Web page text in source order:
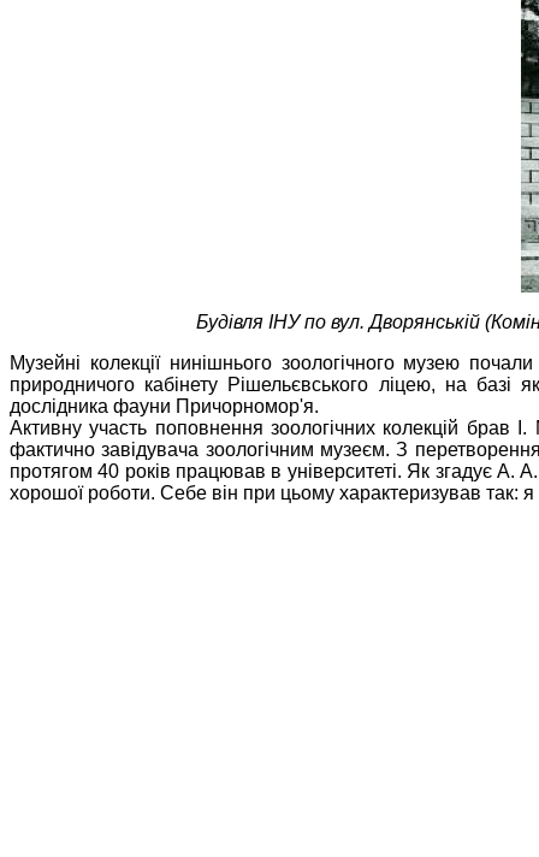
Будівля ІНУ по вул. Дворянській
Музейні колекції нинішнього зоологічного музею
природничого кабінету Рішельєвського ліцею, на
дослідника фауни Причорномор'я.
Активну участь поповнення зоологічних колекцій брав
фактично завідувача зоологічним музеєм. З
протягом 40 років працював в університеті. Як згадує А.
хорошої роботи. Себе він при цьому характеризував так: